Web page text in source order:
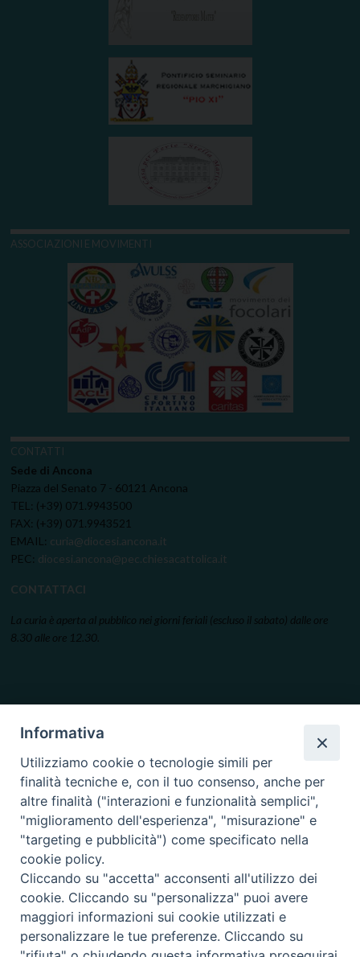
ASSOCIAZIONI E MOVIMENTI
CONTATTI
Sede di Ancona
Piazza del Senato 7 - 60121 Ancona
TEL: (+39) 071.9943500
FAX: (+39) 071.9943521
EMAIL: curia@diocesi.ancona.it
PEC: diocesi.ancona@pec.chiesacattolica.it
CONTATTACI
La curia è aperta al pubblico nei giorni feriali (escluso il sabato) dalle ore
8.30 alle ore 12.30.
Informativa
Utilizziamo cookie o tecnologie simili per
finalità tecniche e, con il tuo consenso, anche per
altre finalità ("interazioni e funzionalità semplici",
"miglioramento dell'esperienza", "misurazione" e
"targeting e pubblicità") come specificato nella
cookie policy.
Cliccando su "accetta" acconsenti all'utilizzo dei
cookie. Cliccando su "personalizza" puoi avere
maggiori informazioni sui cookie utilizzati e
personalizzare le tue preferenze. Cliccando su